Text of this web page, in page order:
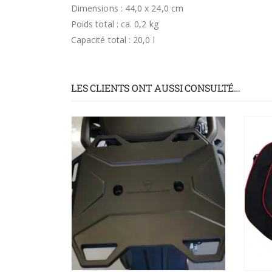
Dimensions : 44,0 x 24,0 cm
Poids total : ca. 0,2 kg
Capacité total : 20,0 l
LES CLIENTS ONT AUSSI CONSULTÉ…